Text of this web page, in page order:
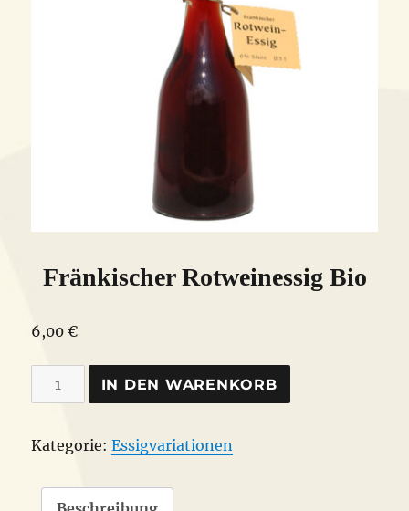
Fränkischer Rotweinessig Bio
6,00€
Fränkischer
Rotweinessig
Menge
IN DEN WARENKORB
Kategorie:Essigvariationen